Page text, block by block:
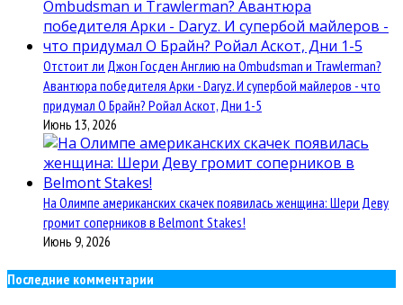
Отстоит ли Джон Госден Англию на Ombudsman и Trawlerman?
Авантюра победителя Арки - Daryz. И супербой майлеров - что
придумал О Брайн? Ройал Аскот, Дни 1-5
Июнь 13, 2026
На Олимпе американских скачек появилась женщина: Шери Деву
громит соперников в Belmont Stakes!
Июнь 9, 2026
Последние комментарии